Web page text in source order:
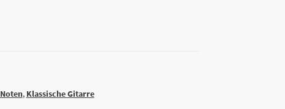
, Klassische Gitarre